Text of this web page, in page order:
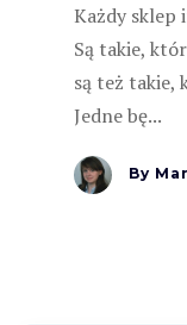
Każdy sklep
Są takie,
są też takie,
Jedne bę...
By